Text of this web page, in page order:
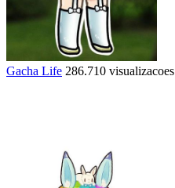
Gacha Life 286.710 visualizacoes